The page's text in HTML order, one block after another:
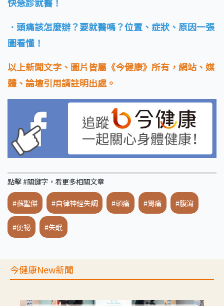
．頭痛該怎麼辦？要就醫嗎？位置、症狀、原因一張
圖看懂！
以上新聞文字、圖片皆屬《今健康》所有，網站、媒
體、論壇引用請註明出處。
點擊 #關鍵字，看更多相關文章
#蘇聖傑 #自律神經失調 #頭痛 #胃痛 #腹瀉
#便祕 #失眠
今健康New新聞